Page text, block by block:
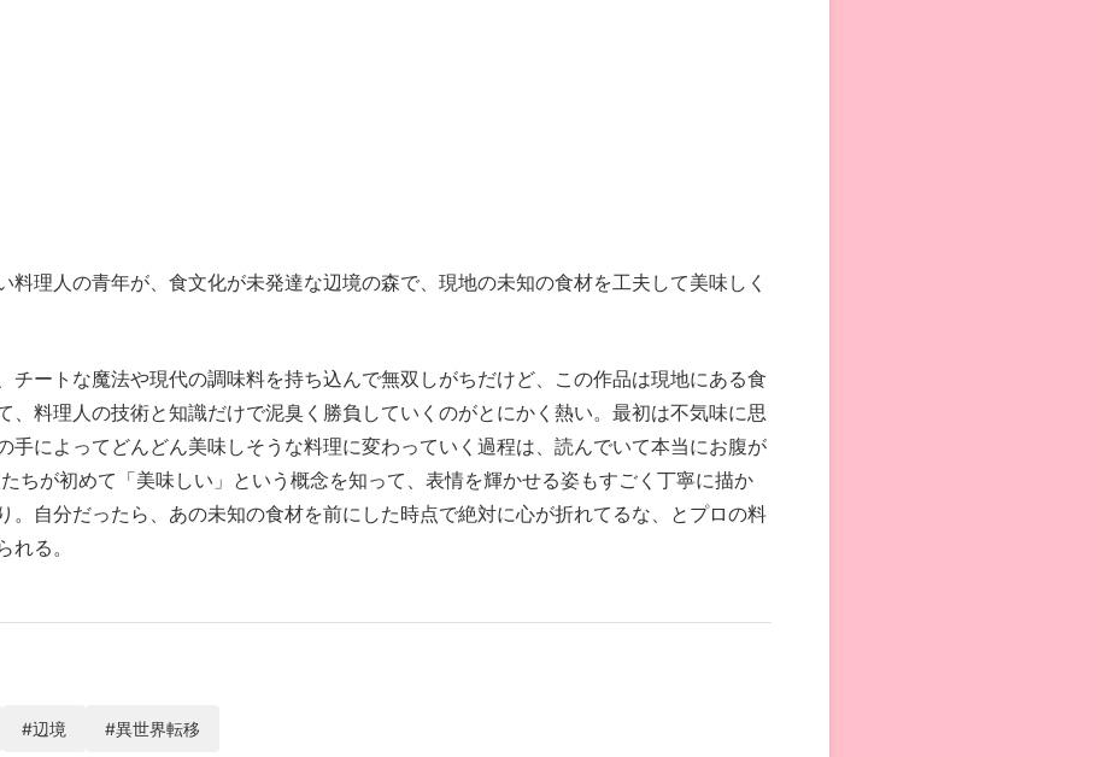
料理人の青年が、食文化が未発達な辺境の森で、現地の未知の食材を工夫して美味しく
チートな魔法や現代の調味料を持ち込んで無双しがちだけど、この作品は現地にある食
、料理人の技術と知識だけで泥臭く勝負していくのがとにかく熱い。最初は不気味に思
手によってどんどん美味しそうな料理に変わっていく過程は、読んでいて本当にお腹が
ちが初めて「美味しい」という概念を知って、表情を輝かせる姿もすごく丁寧に描か
。自分だったら、あの未知の食材を前にした時点で絶対に心が折れてるな、とプロの料
る。
#辺境 #異世界転移